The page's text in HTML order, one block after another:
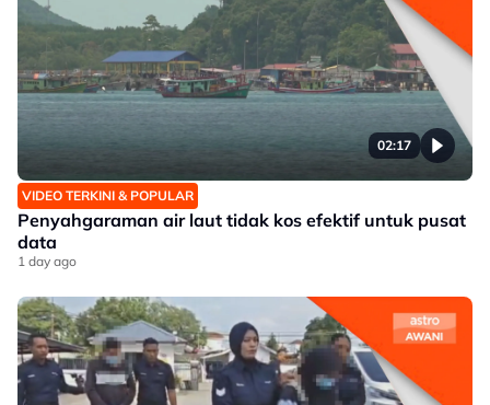
02:17
VIDEO TERKINI & POPULAR
Penyahgaraman air laut tidak kos efektif untuk pusat
data
1 day ago